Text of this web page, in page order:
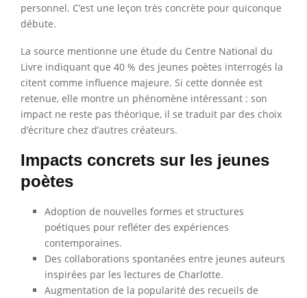
personnel. C’est une leçon très concrète pour quiconque
débute.
La source mentionne une étude du Centre National du
Livre indiquant que 40 % des jeunes poètes interrogés la
citent comme influence majeure. Si cette donnée est
retenue, elle montre un phénomène intéressant : son
impact ne reste pas théorique, il se traduit par des choix
d’écriture chez d’autres créateurs.
Impacts concrets sur les jeunes
poètes
Adoption de nouvelles formes et structures
poétiques pour refléter des expériences
contemporaines.
Des collaborations spontanées entre jeunes auteurs
inspirées par les lectures de Charlotte.
Augmentation de la popularité des recueils de